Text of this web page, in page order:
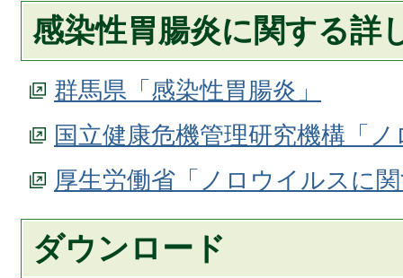
感染性胃腸炎に関する詳
群馬県「感染性胃腸炎」
国立健康危機管理研究機構「
厚生労働省「ノロウイルスに
ダウンロード